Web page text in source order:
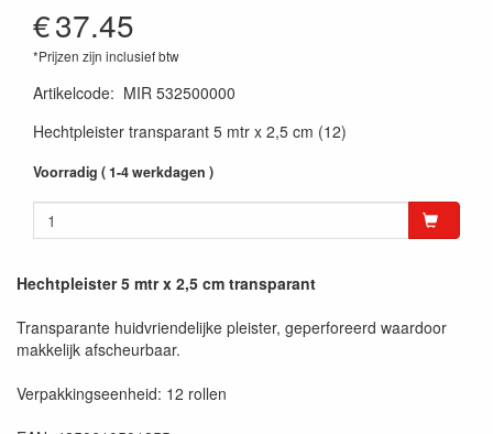
€37.45
*Prijzen zijn inclusief btw
Artikelcode: MIR 532500000
Hechtpleister transparant 5 mtr x 2,5 cm (12)
Voorradig ( 1-4 werkdagen )
Hechtpleister 5 mtr x 2,5 cm transparant
Transparante huidvriendelijke pleister, geperforeerd waardoor
makkelijk afscheurbaar.
Verpakkingseenheid: 12 rollen